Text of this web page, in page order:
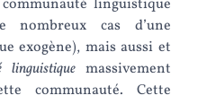
linguistique
nombreux cas d’une
exogène), mais aussi et
linguistiquemassivement
communauté. Cette